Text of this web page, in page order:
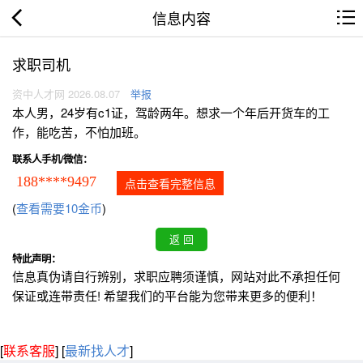
信息内容
求职司机
资中人才网 2026.08.07 举报
本人男，24岁有c1证，驾龄两年。想求一个年后开货车的工
作，能吃苦，不怕加班。
联系人手机/微信：
188****9497 点击查看完整信息
(查看需要10金币)
特此声明：
信息真伪请自行辨别，求职应聘须谨慎，网站对此不承担任何
保证或连带责任! 希望我们的平台能为您带来更多的便利！
[联系客服] [最新找人才]